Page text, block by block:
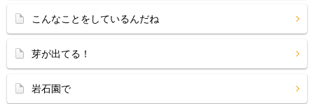
こんなことをしているんだね
芽が出てる！
岩石園で